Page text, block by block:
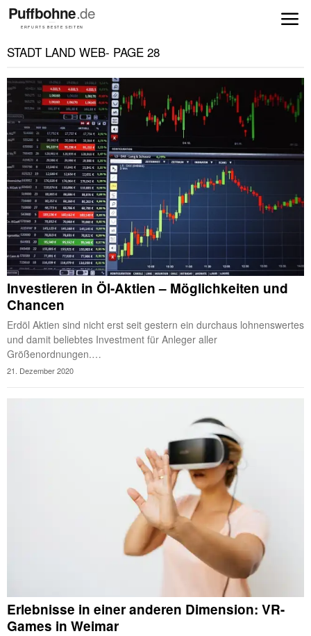
STADT LAND WEB- PAGE 28
Investieren in Öl-Aktien – Möglichkeiten und
Chancen
Erdöl Aktien sind nicht erst seit gestern ein durchaus lohnenswertes
und damit beliebtes Investment für Anleger aller
Größenordnungen.…
21. Dezember 2020
Erlebnisse in einer anderen Dimension: VR-
Games in Weimar